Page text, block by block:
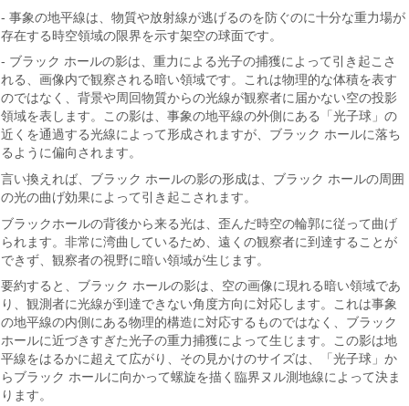
- 事象の地平線は、物質や放射線が逃げるのを防ぐのに十分な重力場が
存在する時空領域の限界を示す架空の球面です。
- ブラック ホールの影は、重力による光子の捕獲によって引き起こさ
れる、画像内で観察される暗い領域です。これは物理的な体積を表す
のではなく、背景や周回物質からの光線が観察者に届かない空の投影
領域を表します。この影は、事象の地平線の外側にある「光子球」の
近くを通過する光線によって形成されますが、ブラック ホールに落ち
るように偏向されます。
言い換えれば、ブラック ホールの影の形成は、ブラック ホールの周囲
の光の曲げ効果によって引き起こされます。
ブラックホールの背後から来る光は、歪んだ時空の輪郭に従って曲げ
られます。非常に湾曲しているため、遠くの観察者に到達することが
できず、観察者の視野に暗い領域が生じます。
要約すると、ブラック ホールの影は、空の画像に現れる暗い領域であ
り、観測者に光線が到達できない角度方向に対応します。これは事象
の地平線の内側にある物理的構造に対応するものではなく、ブラック
ホールに近づきすぎた光子の重力捕獲によ​​って生じます。この影は地
平線をはるかに超えて広がり、その見かけのサイズは、「光子球」か
らブラック ホールに向かって螺旋を描く臨界ヌル測地線によって決ま
ります。